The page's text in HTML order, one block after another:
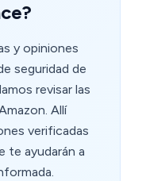
y opiniones
seguridad de
revisar las
Allí
verificadas
te ayudarán a